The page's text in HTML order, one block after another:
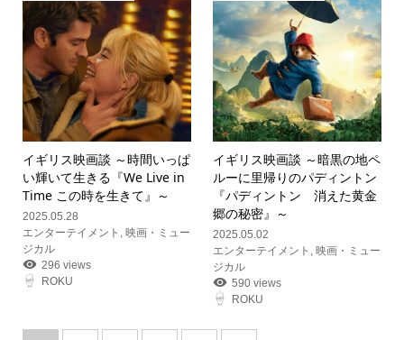
イギリス映画談 ～時間いっぱ
い輝いて生きる『We Live in
Time この時を生きて』～
2025.05.28
エンターテイメント , 映画・ミュー
ジカル
296 views
ROKU
イギリス映画談 ～暗黒の地ペ
ルーに里帰りのパディントン
『パディントン 消えた黄金
郷の秘密』～
2025.05.02
エンターテイメント , 映画・ミュー
ジカル
590 views
ROKU